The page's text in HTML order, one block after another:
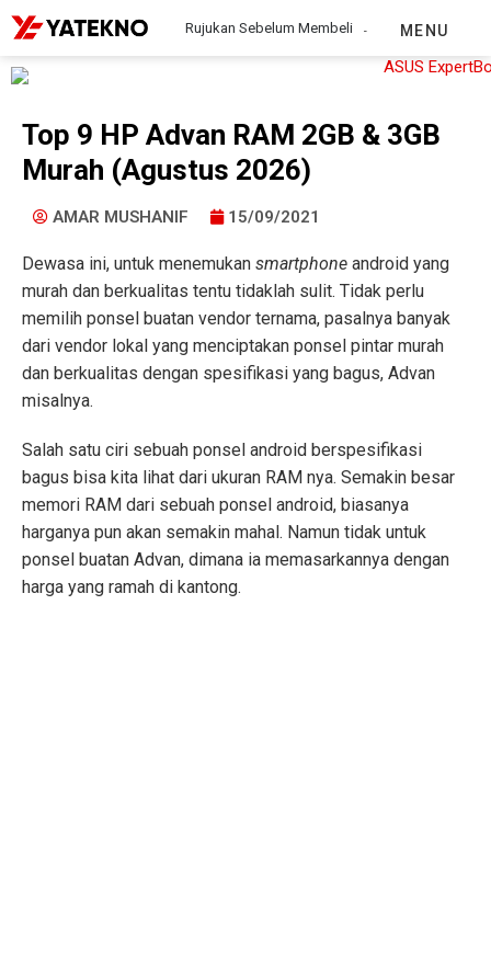
Rujukan Sebelum Membeli MENU
Top 9 HP Advan RAM 2GB & 3GB
Murah (Agustus 2026)
AMAR MUSHANIF 15/09/2021
Dewasa ini, untuk menemukan smartphone android yang
murah dan berkualitas tentu tidaklah sulit. Tidak perlu
memilih ponsel buatan vendor ternama, pasalnya banyak
dari vendor lokal yang menciptakan ponsel pintar murah
dan berkualitas dengan spesifikasi yang bagus, Advan
misalnya.
Salah satu ciri sebuah ponsel android berspesifikasi
bagus bisa kita lihat dari ukuran RAM nya. Semakin besar
memori RAM dari sebuah ponsel android, biasanya
harganya pun akan semakin mahal. Namun tidak untuk
ponsel buatan Advan, dimana ia memasarkannya dengan
harga yang ramah di kantong.